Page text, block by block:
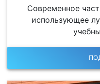
Современное
использующее